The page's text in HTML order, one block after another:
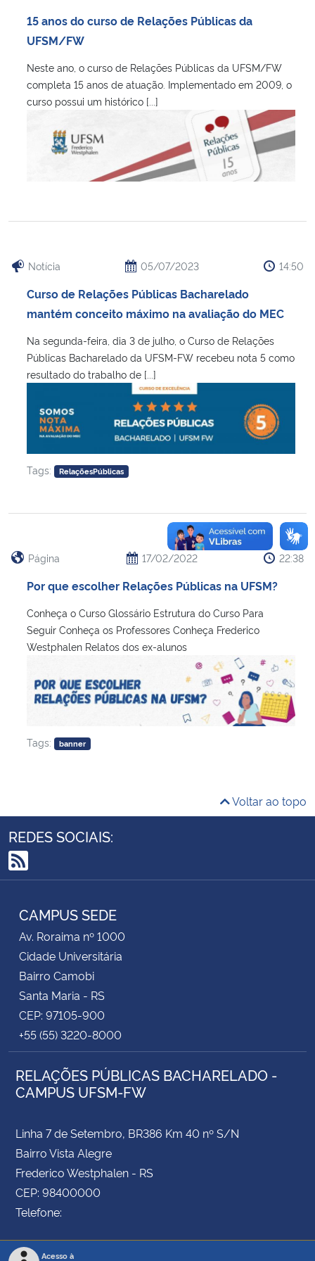
Ministério da Saúde
Ministério de Minas e Energia
Ministério da Ciência, Tecnologia, Inovações e Comunicações
Controladoria-Geral da União
Ministério da Mulher, da Família e dos Direitos Humanos
Secretaria-Geral
Secretaria de Governo
Gabinete de Segurança Institucional
15 anos do curso de Relações Públicas da
UFSM/FW
Neste ano, o curso de Relações Públicas da UFSM/FW
completa 15 anos de atuação. Implementado em 2009, o
curso possui um histórico [...]
Notícia 05/07/2023 14:50
Curso de Relações Públicas Bacharelado
mantém conceito máximo na avaliação do MEC
Na segunda-feira, dia 3 de julho, o Curso de Relações
Públicas Bacharelado da UFSM-FW recebeu nota 5 como
resultado do trabalho de [...]
Tags: RelaçõesPúblicas
Página 17/02/2022 22:38
Por que escolher Relações Públicas na UFSM?
Conheça o Curso Glossário Estrutura do Curso Para
Seguir Conheça os Professores Conheça Frederico
Westphalen Relatos dos ex-alunos
Tags: banner
Voltar ao topo
REDES SOCIAIS:
RSS
CAMPUS SEDE
Av. Roraima nº 1000
Cidade Universitária
Bairro Camobi
Santa Maria - RS
CEP: 97105-900
+55 (55) 3220-8000
RELAÇÕES PÚBLICAS BACHARELADO -
CAMPUS UFSM-FW
Linha 7 de Setembro, BR386 Km 40 nº S/N
Bairro Vista Alegre
Frederico Westphalen - RS
CEP: 98400000
Telefone:
Acesso à